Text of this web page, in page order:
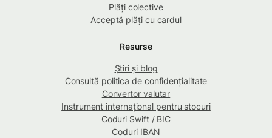
Plăți colective
Acceptă plăți cu cardul
Resurse
Știri și blog
Consultă politica de confidențialitate
Convertor valutar
Instrument internațional pentru stocuri
Coduri Swift / BIC
Coduri IBAN